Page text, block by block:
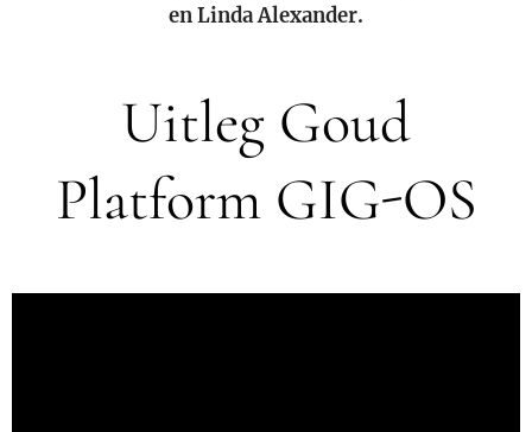
en Linda Alexander.
Uitleg Goud
Platform GIG-OS